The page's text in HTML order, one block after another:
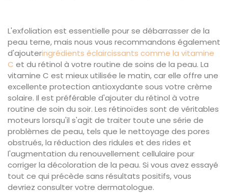
L'exfoliation est essentielle pour se débarrasser de la
peau terne, mais nous vous recommandons également
d'ajouteringrédients éclaircissants comme la vitamine
C et du rétinol à votre routine de soins de la peau. La
vitamine C est mieux utilisée le matin, car elle offre une
excellente protection antioxydante sous votre crème
solaire. Il est préférable d'ajouter du rétinol à votre
routine de soin du soir. Les rétinoïdes sont de véritables
moteurs lorsqu'il s'agit de traiter toute une série de
problèmes de peau, tels que le nettoyage des pores
obstrués, la réduction des ridules et des rides et
l'augmentation du renouvellement cellulaire pour
corriger la décoloration de la peau. Si vous avez essayé
tout ce qui précède sans résultats positifs, vous
devriez consulter votre dermatologue.